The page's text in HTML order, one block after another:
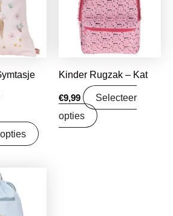
Kinder Rugzak – Kat
€9,99
Selecteer
opties